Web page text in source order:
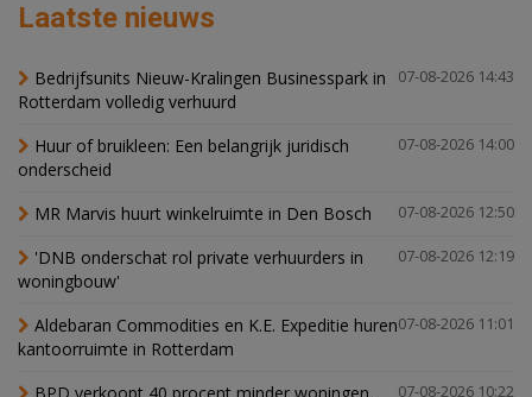
Laatste nieuws
07-08-2026 14:43
Bedrijfsunits Nieuw-Kralingen Businesspark in
Rotterdam volledig verhuurd
07-08-2026 14:00
Huur of bruikleen: Een belangrijk juridisch
onderscheid
07-08-2026 12:50
MR Marvis huurt winkelruimte in Den Bosch
07-08-2026 12:19
'DNB onderschat rol private verhuurders in
woningbouw'
07-08-2026 11:01
Aldebaran Commodities en K.E. Expeditie huren
kantoorruimte in Rotterdam
07-08-2026 10:22